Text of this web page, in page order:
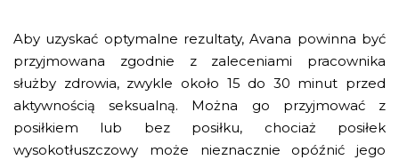
Aby uzyskać optymalne rezultaty, Avana powinna być
przyjmowana zgodnie z zaleceniami pracownika
służby zdrowia, zwykle około 15 do 30 minut przed
aktywnością seksualną. Można go przyjmować z
posiłkiem lub bez posiłku, chociaż posiłek
wysokotłuszczowy może nieznacznie opóźnić jego